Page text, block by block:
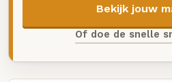
Bekijk jouw
Of doe de snelle